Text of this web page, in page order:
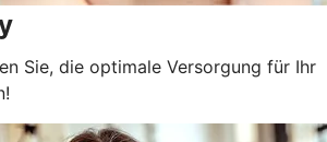
Sie, die optimale Versorgung für Ihr